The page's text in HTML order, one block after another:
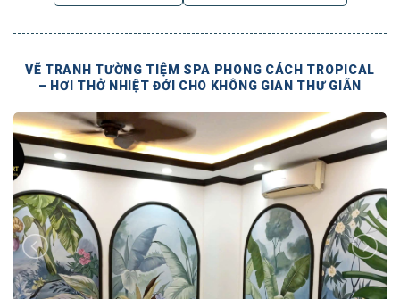
VẼ TRANH TƯỜNG TIỆM SPA PHONG CÁCH TROPICAL
– HƠI THỞ NHIỆT ĐỚI CHO KHÔNG GIAN THƯ GIÃN